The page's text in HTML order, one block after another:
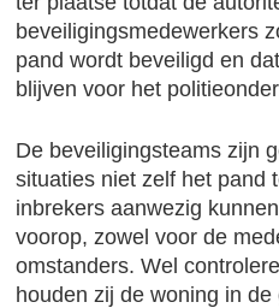
beveiligingsmedewerkers
pand wordt beveiligd en
blijven voor het
De beveiligingsteams zijn
situaties niet zelf het pand
inbrekers aanwezig
voorop, zowel voor de
omstanders. Wel
houden zij de woning in